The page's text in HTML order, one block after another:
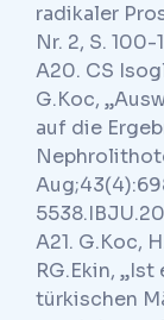
radikaler
Nr. 2, S. 100-
A20. CS
G.Koc,
auf die
A21. G.Koc,
RG.Ekin,
türkischen